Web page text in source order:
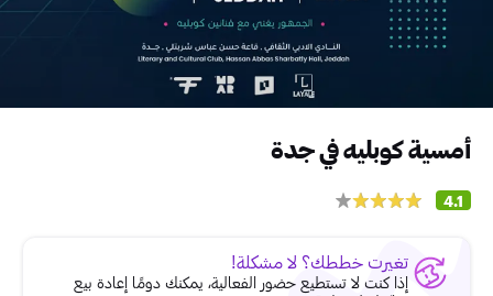
أمسية كوبليه في جدة
4.1
تغيرت خططك؟ لا مشكلة!
إذا كنت لا تستطيع حضور الفعالية، يمكنك دومًا إعادة بيع